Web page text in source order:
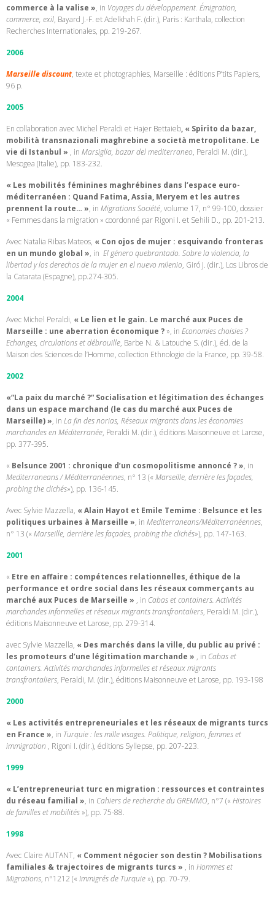
commerce à la valise », in Voyages du développement. Émigration,
commerce, exil, Bayard J.-F. et Adelkhah F. (dir.), Paris : Karthala, collection
Recherches Internationales, pp. 219-267.
2006
Marseille discount, texte et photographies, Marseille : éditions P’tits Papiers,
96 p.
2005
En collaboration avec Michel Peraldi et Hajer Bettaieb, « Spirito da bazar,
mobilità transnazionali maghrebine a società metropolitane. Le
vie di Istanbul » , in Marsiglia, bazar del mediterraneo, Peraldi M. (dir.),
Mesogea (Italie), pp. 183-232.
« Les mobilités féminines maghrébines dans l’espace euro-
méditerranéen : Quand Fatima, Assia, Meryem et les autres
prennent la route… », in Migrations Société, volume 17, n° 99-100, dossier
« Femmes dans la migration » coordonné par Rigoni I. et Sehili D., pp. 201-213.
Avec Natalia Ribas Mateos, « Con ojos de mujer : esquivando fronteras
en un mundo global », in El género quebrantado. Sobre la violencia, la
libertad y los derechos de la mujer en el nuevo milenio, Giró J. (dir.), Los Libros de
la Catarata (Espagne), pp.274-305.
2004
Avec Michel Peraldi, « Le lien et le gain. Le marché aux Puces de
Marseille : une aberration économique ? », in Economies choisies ?
Echanges, circulations et débrouille, Barbe N. & Latouche S. (dir.), éd. de la
Maison des Sciences de l’Homme, collection Ethnologie de la France, pp. 39-58.
2002
«“La paix du marché ?“ Socialisation et légitimation des échanges
dans un espace marchand (le cas du marché aux Puces de
Marseille) », in La fin des norias, Réseaux migrants dans les économies
marchandes en Méditerranée, Peraldi M. (dir.), éditions Maisonneuve et Larose,
pp. 377-395.
« Belsunce 2001 : chronique d’un cosmopolitisme annoncé ? », in
Mediterraneans / Méditerranéennes, n° 13 (« Marseille, derrière les façades,
probing the clichés»), pp. 136-145.
Avec Sylvie Mazzella, « Alain Hayot et Emile Temime : Belsunce et les
politiques urbaines à Marseille », in Mediterraneans/Méditerranéennes,
n° 13 (« Marseille, derrière les façades, probing the clichés»), pp. 147-163.
2001
« Etre en affaire : compétences relationnelles, éthique de la
performance et ordre social dans les réseaux commerçants au
marché aux Puces de Marseille » , in Cabas et containers. Activités
marchandes informelles et réseaux migrants transfrontaliers, Peraldi M. (dir.),
éditions Maisonneuve et Larose, pp. 279-314.
avec Sylvie Mazzella, « Des marchés dans la ville, du public au privé :
les promoteurs d’une légitimation marchande » , in Cabas et
containers. Activités marchandes informelles et réseaux migrants
transfrontaliers, Peraldi, M. (dir.), éditions Maisonneuve et Larose, pp. 193-198
2000
« Les activités entrepreneuriales et les réseaux de migrants turcs
en France », in Turquie : les mille visages. Politique, religion, femmes et
immigration , Rigoni I. (dir.), éditions Syllepse, pp. 207-223.
1999
« L’entrepreneuriat turc en migration : ressources et contraintes
du réseau familial », in Cahiers de recherche du GREMMO, n°7 (« Histoires
de familles et mobilités »), pp. 75-88.
1998
Avec Claire AUTANT, « Comment négocier son destin ? Mobilisations
familiales & trajectoires de migrants turcs » , in Hommes et
Migrations, n°1212 (« Immigrés de Turquie »), pp. 70-79.